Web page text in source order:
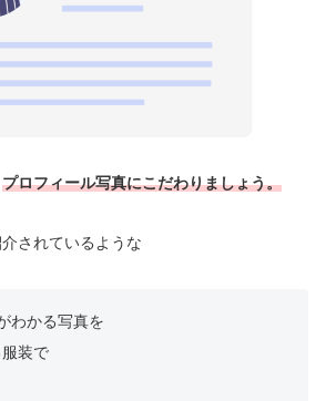
プロフィール写真にこだわりましょう。
されているような
わかる写真を
装で